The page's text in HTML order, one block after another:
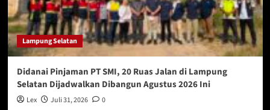
Lampung Selatan
Didanai Pinjaman PT SMI, 20 Ruas Jalan di Lampung
Selatan Dijadwalkan Dibangun Agustus 2026 Ini
Lex Juli 31, 2026 0